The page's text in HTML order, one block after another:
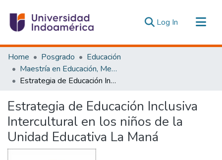
Log In (current)
Communities & Collections
All of DSpace
Statistics
Home Posgrado
Educación
Maestría en Educación, Mención Innovación y Liderazgo Educativo
Estrategia de Educación Inclusiva Intercultural en los niños de la Unidad Educativa La Maná
Estrategia de Educación Inclusiva
Intercultural en los niños de la
Unidad Educativa La Maná